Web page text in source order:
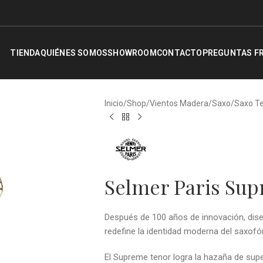
TIENDAQUIÉNES SOMOSSHOWROOMCONTACTOPREGUNTAS
Inicio/Shop/Vientos Madera/Saxo/Saxo
Selmer Paris
Después de 100 años de innovación,
redefine la identidad moderna del
El Supreme tenor logra la hazaña de